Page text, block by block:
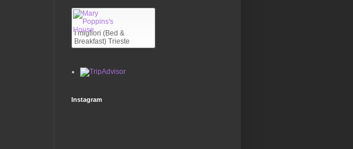
I migliori (Bed &
Breakfast) Trieste
Instagram